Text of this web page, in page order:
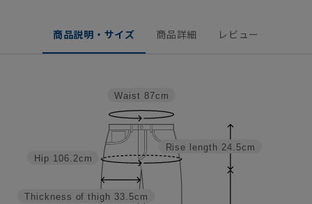
商品説明・サイズ 商品詳細 レビュー
Rise length 24.5cm
Thickness of thigh 33.5cm
Hip 106.2cm
Waist 87cm